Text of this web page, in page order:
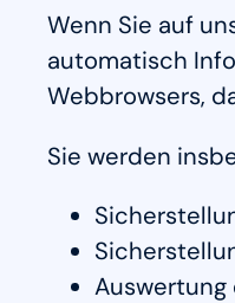
Wenn Sie auf
automatisch
Webbrowsers,
Sie werden